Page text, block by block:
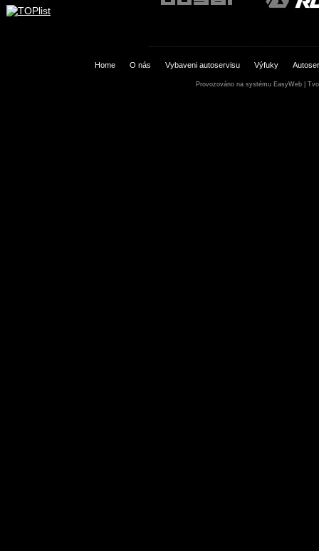
Home O nás Vybaveni autoservisu Výfuky
Provozováno na systému EasyWeb|